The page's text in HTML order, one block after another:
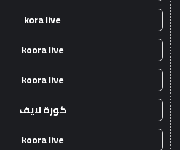
kora live
koora live
koora live
كورة لايف
koora live